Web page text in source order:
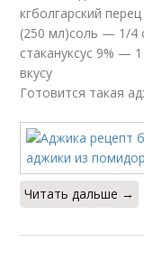
кгболгарский
(250 мл)соль — 1/4
стакануксус 9% —
вкусу
Готовится такая
Читать дальше →